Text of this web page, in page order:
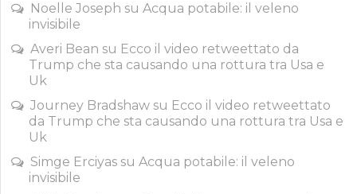
Noelle Joseph su Acqua potabile: il veleno
invisibile
Averi Bean su Ecco il video retweettato da
Trump che sta causando una rottura tra Usa e
Uk
Journey Bradshaw su Ecco il video retweettato
da Trump che sta causando una rottura tra Usa e
Uk
Simge Erciyas su Acqua potabile: il veleno
invisibile